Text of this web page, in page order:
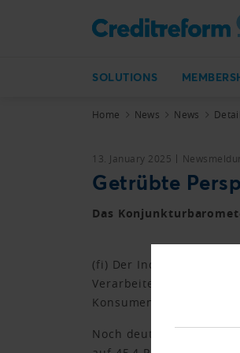
SOLUTIONS
Home News News
13. January 2025
Getrübte
Das
(fi) Der Index sackte
Verarbeitende
Konsumentinnen und
Noch deutlicher